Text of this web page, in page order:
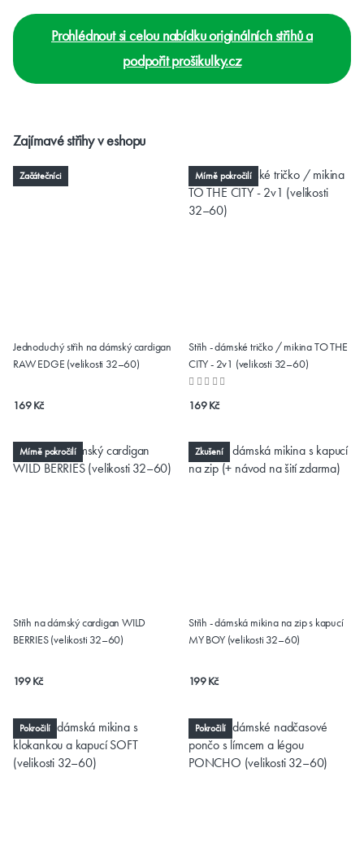
Prohlédnout si celou nabídku originálních střihů a
podpořit prošikulky.cz
Zajímavé střihy v eshopu
Jednoduchý střih na dámský cardigan
RAW EDGE (velikosti 32–60)
169 Kč
Začátečníci
Střih - dámské tričko / mikina TO THE
CITY - 2v1 (velikosti 32–60)
169 Kč
Mírně pokročilí
Střih na dámský cardigan WILD
BERRIES (velikosti 32–60)
199 Kč
Mírně pokročilí
Střih - dámská mikina na zip s kapucí
MY BOY (velikosti 32–60)
199 Kč
Zkušení
Pokročilí Pokročilí